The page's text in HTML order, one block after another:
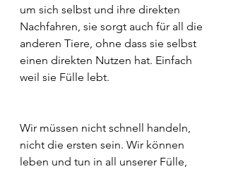
um sich selbst und ihre direkten
Nachfahren, sie sorgt auch für all die
anderen Tiere, ohne dass sie selbst
einen direkten Nutzen hat. Einfach
weil sie Fülle lebt.
Wir müssen nicht schnell handeln,
nicht die ersten sein. Wir können
leben und tun in all unserer Fülle,